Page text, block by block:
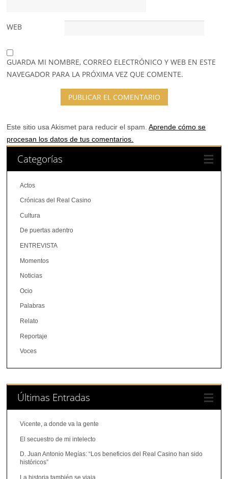
WEB
GUARDA MI NOMBRE, CORREO ELECTRÓNICO Y WEB EN ESTE
NAVEGADOR PARA LA PRÓXIMA VEZ QUE COMENTE.
Este sitio usa Akismet para reducir el spam.Aprende cómo se
procesan los datos de tus comentarios.
Categorías
Actos
Crónicas del Real Casino
Cultura
De puertas adentro
ENTREVISTA
Momentos
Noticias
Ocio
Palabras
Relato
Reportaje
Voces
Últimas Entradas
Vicente, a donde va la gente
El secuestro de mi intelecto
D. Juan Antonio Megías: “Los beneficios del Real Casino han sido
históricos”
La historia también se viaja